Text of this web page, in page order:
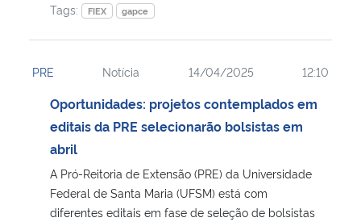
Tags:
FIEX gapce
PRE Notícia 14/04/2025 12:10
Oportunidades: projetos contemplados em
editais da PRE selecionarão bolsistas em
abril
A Pró-Reitoria de Extensão (PRE) da Universidade
Federal de Santa Maria (UFSM) está com
diferentes editais em fase de seleção de bolsistas